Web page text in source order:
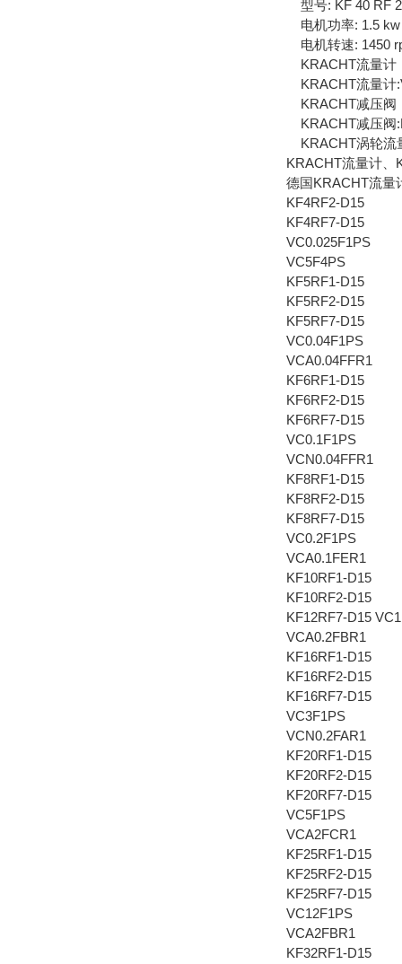
型号: KF 40 RF
电机功率: 1.5 kw
电机转速: 1450
KRACHT流量计
KRACHT流量计
KRACHT减压阀
KRACHT减压阀
KRACHT涡轮流
KRACHT流量计、
德国KRACHT流量
KF4RF2-D15
KF4RF7-D15
VC0.025F1PS
VC5F4PS
KF5RF1-D15
KF5RF2-D15
KF5RF7-D15
VC0.04F1PS
VCA0.04FFR1
KF6RF1-D15
KF6RF2-D15
KF6RF7-D15
VC0.1F1PS
VCN0.04FFR1
KF8RF1-D15
KF8RF2-D15
KF8RF7-D15
VC0.2F1PS
VCA0.1FER1
KF10RF1-D15
KF10RF2-D15
KF12RF7-D15
VCA0.2FBR1
KF16RF1-D15
KF16RF2-D15
KF16RF7-D15
VC3F1PS
VCN0.2FAR1
KF20RF1-D15
KF20RF2-D15
KF20RF7-D15
VC5F1PS
VCA2FCR1
KF25RF1-D15
KF25RF2-D15
KF25RF7-D15
VC12F1PS
VCA2FBR1
KF32RF1-D15